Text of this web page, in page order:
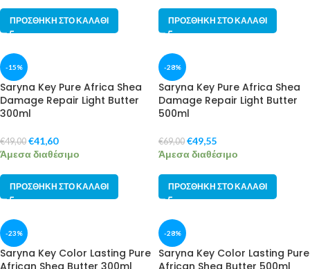
ΠΡΟΣΘΉΚΗ ΣΤΟ ΚΑΛΆΘΙ ΠΡΟΣΘΉΚΗ ΣΤΟ ΚΑΛΆΘΙ
-15%
Saryna Key Pure Africa Shea
Damage Repair Light Butter
300ml
€49,00 €41,60
Άμεσα διαθέσιμο
ΠΡΟΣΘΉΚΗ ΣΤΟ ΚΑΛΆΘΙ
-28%
Saryna Key Pure Africa Shea
Damage Repair Light Butter
500ml
€69,00 €49,55
Άμεσα διαθέσιμο
ΠΡΟΣΘΉΚΗ ΣΤΟ ΚΑΛΆΘΙ
-23%
Saryna Key Color Lasting Pure
African Shea Butter 300ml
-28%
Saryna Key Color Lasting Pure
African Shea Butter 500ml